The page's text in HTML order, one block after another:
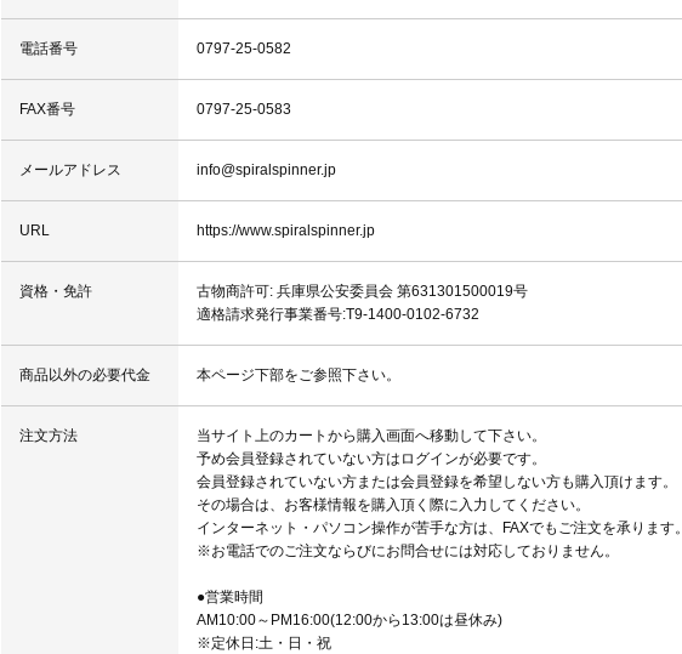
電話番号 0797-25-0582
FAX番号 0797-25-0583
メールアドレス info@spiralspinner.jp
URL https://www.spiralspinner.jp
資格・免許
古物商許可: 兵庫県公安委員会 第631301500019号
適格請求発行事業番号:T9-1400-0102-6732
商品以外の必要代金 本ページ下部をご参照下さい。
注文方法
当サイト上のカートから購入画面へ移動して下さい。
予め会員登録されていない方はログインが必要です。
会員登録されていない方または会員登録を希望しない方も購入頂けます。
その場合は、お客様情報を購入頂く際に入力してください。
インターネット・パソコン操作が苦手な方は、FAXでもご注文を承ります。
※お電話でのご注文ならびにお問合せには対応しておりません。
●営業時間
AM10:00～PM16:00(12:00から13:00は昼休み)
※定休日:土・日・祝